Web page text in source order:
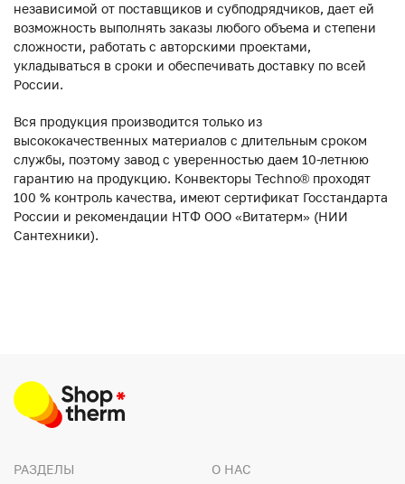
независимой от поставщиков и субподрядчиков, дает ей
возможность выполнять заказы любого объема и степени
сложности, работать с авторскими проектами,
укладываться в сроки и обеспечивать доставку по всей
России.
Вся продукция производится только из
высококачественных материалов с длительным сроком
службы, поэтому завод с уверенностью даем 10-летнюю
гарантию на продукцию. Конвекторы Techno® проходят
100 % контроль качества, имеют сертификат Госстандарта
России и рекомендации НТФ ООО «Витатерм» (НИИ
Сантехники).
РАЗДЕЛЫ О НАС